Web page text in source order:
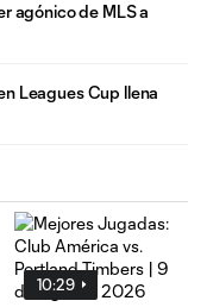
agónico de MLS a
Leagues Cup llena
10:29